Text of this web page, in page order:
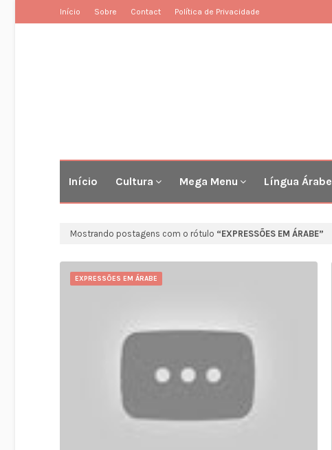
Início Sobre Contact Política de Privacidade
Início Cultura Mega Menu Língua Árabe
Mostrando postagens com o rótulo EXPRESSÕES EM ÁRABE
EXPRESSÕES EM ÁRABE